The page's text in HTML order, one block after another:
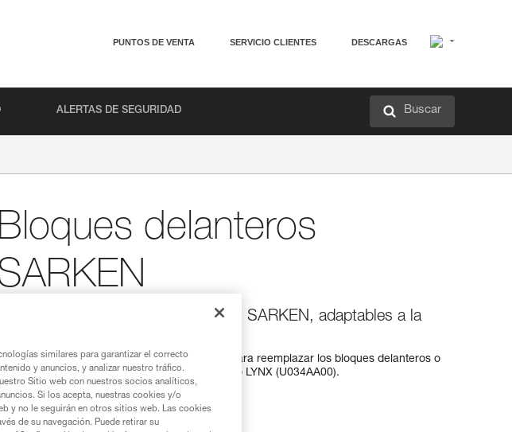
PUNTOS DE VENTA SERVICIO CLIENTES DESCARGAS
ALERTAS DE SEGURIDAD Buscar
Bloques delanteros
Partes delanteras de los crampones SARKEN, adaptables a la
delanteras de los crampones SARKEN para reemplazar los bloques delanteros o
transformar los crampones IRVIS, VASAK o LYNX (U034AA00).
Buscar un punto de venta
similares para garantizar el correcto
y anuncios, y analizar nuestro tráfico.
Sitio web con nuestros socios analíticos,
Si los acepta, nuestras cookies y/o
y no le seguirán en otros sitios web. Las cookies
de su navegación. Puede retirar su